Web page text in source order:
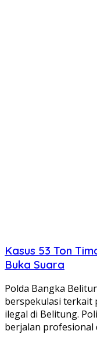
Kasus 53 Ton
Buka Suara
Polda Bangka
berspekulasi terkait
ilegal di Belitung.
berjalan profesional